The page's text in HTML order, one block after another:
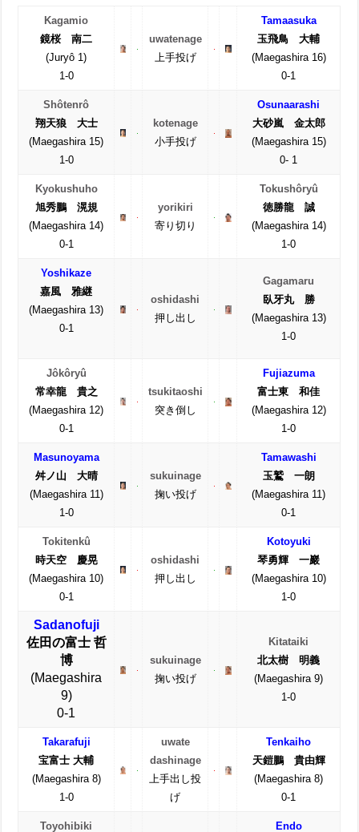
Kagamio
鏡桜 南二
(Juryô 1)
1-0
uwatenage
上手投げ
Tamaasuka
玉飛鳥 大輔
(Maegashira 16)
0-1
Shôtenrô
翔天狼 大士
(Maegashira 15)
1-0
kotenage
小手投げ
Osunaarashi
大砂嵐 金太郎
(Maegashira 15)
0- 1
Kyokushuho
旭秀鵬 滉規
(Maegashira 14)
0-1
yorikiri
寄り切り
Tokushôryû
徳勝龍 誠
(Maegashira 14)
1-0
Yoshikaze
嘉風 雅継
(Maegashira 13)
0-1
oshidashi
押し出し
Gagamaru
臥牙丸 勝
(Maegashira 13)
1-0
Jôkôryû
常幸龍 貴之
(Maegashira 12)
0-1
tsukitaoshi
突き倒し
Fujiazuma
富士東 和佳
(Maegashira 12)
1-0
Masunoyama
舛ノ山 大晴
(Maegashira 11)
1-0
sukuinage
掬い投げ
Tamawashi
玉鷲 一朗
(Maegashira 11)
0-1
Tokitenkû
時天空 慶晃
(Maegashira 10)
0-1
oshidashi
押し出し
Kotoyuki
琴勇輝 一巖
(Maegashira 10)
1-0
Sadanofuji
佐田の富士 哲
博
(Maegashira
9)
0-1
sukuinage
掬い投げ
Kitataiki
北太樹 明義
(Maegashira 9)
1-0
Takarafuji
宝富士 大輔
(Maegashira 8)
1-0
uwate
dashinage
上手出し投
げ
Tenkaiho
天鎧鵬 貴由輝
(Maegashira 8)
0-1
Toyohibiki Endo